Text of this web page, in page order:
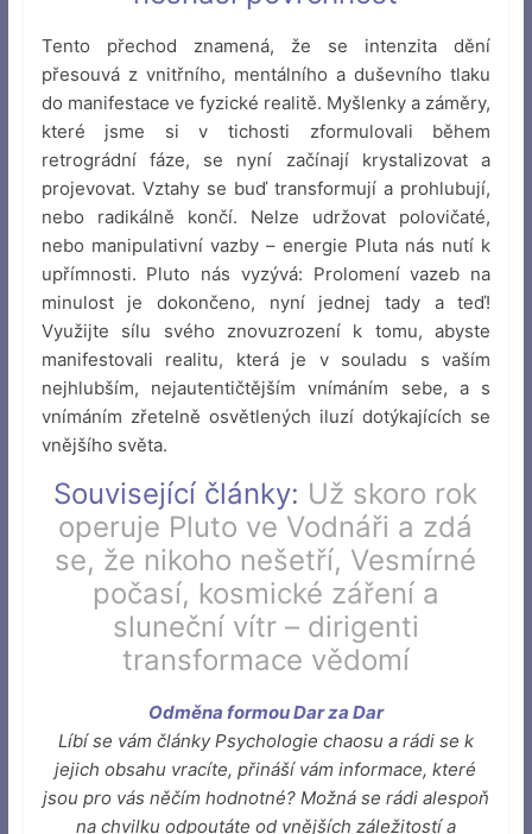
Tento přechod znamená, že se intenzita dění
přesouvá z vnitřního, mentálního a duševního tlaku
do manifestace ve fyzické realitě. Myšlenky a záměry,
které jsme si v tichosti zformulovali během
retrográdní fáze, se nyní začínají krystalizovat a
projevovat. Vztahy se buď transformují a prohlubují,
nebo radikálně končí. Nelze udržovat polovičaté,
nebo manipulativní vazby – energie Pluta nás nutí k
upřímnosti. Pluto nás vyzývá: Prolomení vazeb na
minulost je dokončeno, nyní jednej tady a teď!
Využijte sílu svého znovuzrození k tomu, abyste
manifestovali realitu, která je v souladu s vaším
nejhlubším, nejautentičtějším vnímáním sebe, a s
vnímáním zřetelně osvětlených iluzí dotýkajících se
vnějšího světa.
Související články: Už skoro rok
operuje Pluto ve Vodnáři a zdá
se, že nikoho nešetří, Vesmírné
počasí, kosmické záření a
sluneční vítr – dirigenti
transformace vědomí
Odměna formou Dar za Dar
Líbí se vám články Psychologie chaosu a rádi se k
jejich obsahu vracíte, přináší vám informace, které
jsou pro vás něčím hodnotné? Možná se rádi alespoň
na chvilku odpoutáte od vnějších záležitostí a